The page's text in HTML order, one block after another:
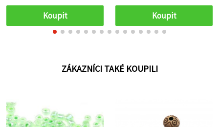
Koupit Koupit
ZÁKAZNÍCI TAKÉ KOUPILI